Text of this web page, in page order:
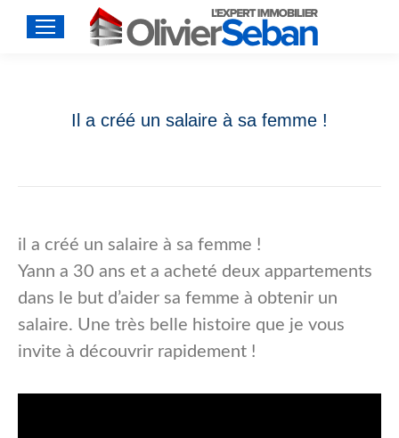
Il a créé un salaire à sa femme !
il a créé un salaire à sa femme !
Yann a 30 ans et a acheté deux appartements
dans le but d’aider sa femme à obtenir un
salaire. Une très belle histoire que je vous
invite à découvrir rapidement !